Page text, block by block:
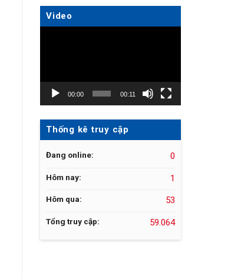
Video
00:00 00:11
Thống kê truy cập
Đang online: 0
Hôm nay: 1
Hôm qua: 53
Tổng truy cập: 59.064